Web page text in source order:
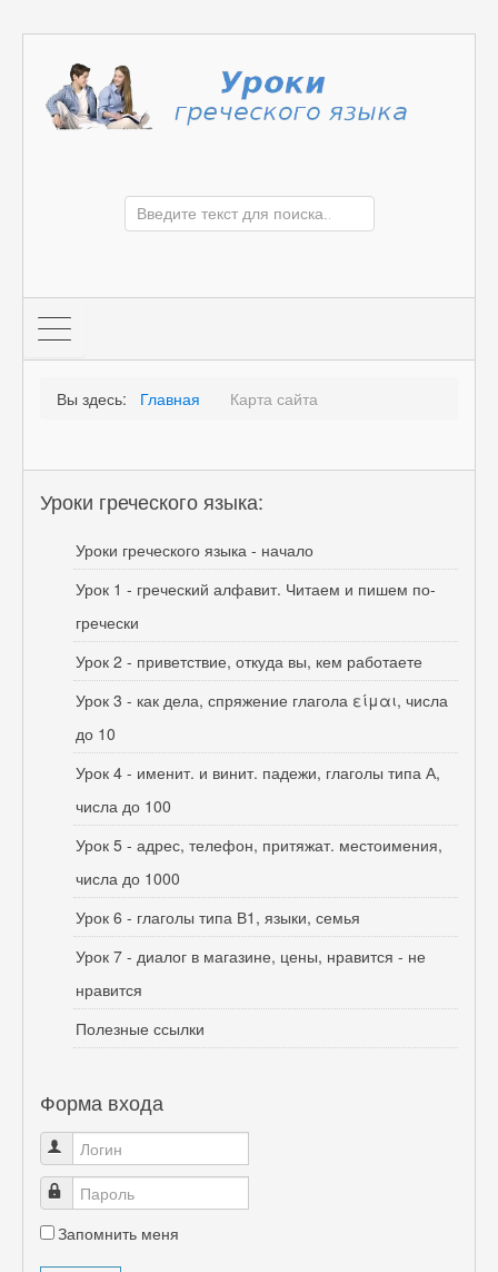
Вы здесь: Главная Карта сайта
Уроки греческого языка:
Уроки греческого языка - начало
Урок 1 - греческий алфавит. Читаем и пишем по-
гречески
Урок 2 - приветствие, откуда вы, кем работаете
Урок 3 - как дела, спряжение глагола είμαι, числа
до 10
Урок 4 - именит. и винит. падежи, глаголы типа А,
числа до 100
Урок 5 - адрес, телефон, притяжат. местоимения,
числа до 1000
Урок 6 - глаголы типа В1, языки, семья
Урок 7 - диалог в магазине, цены, нравится - не
нравится
Полезные ссылки
Форма входа
Логин
Пароль
Запомнить меня